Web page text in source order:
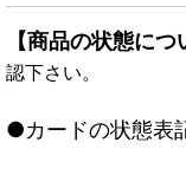
【商品の状態につ
認下さい。
●カードの状態表